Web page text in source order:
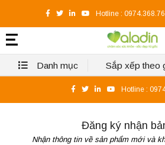
Hotline :
Danh mục Sắp xếp theo
Hotline :
Đăng ký nhận
Nhận thông tin về sản phẩm mới và